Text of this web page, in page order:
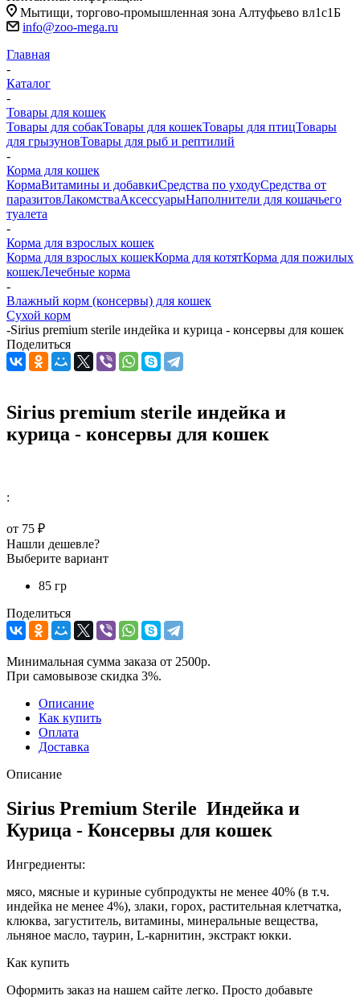
Мытищи, торгово-промышленная зона Алтуфьево вл1с1Б
info@zoo-mega.ru
Главная
-
Каталог
-
Товары для кошек
Товары для собакТовары для кошекТовары для птицТовары
для грызуновТовары для рыб и рептилий
-
Корма для кошек
КормаВитамины и добавкиСредства по уходуСредства от
паразитовЛакомстваАксессуарыНаполнители для кошачьего
туалета
-
Корма для взрослых кошек
Корма для взрослых кошекКорма для котятКорма для пожилых
кошекЛечебные корма
-
Влажный корм (консервы) для кошек
Сухой корм
-Sirius premium sterile индейка и курица - консервы для кошек
Поделиться
Sirius premium sterile индейка и
курица - консервы для кошек
:
от 75 ₽
Нашли дешевле?
Выберите вариант
85 гр
Поделиться
Минимальная сумма заказа от 2500р.
При самовывозе скидка 3%.
Описание
Как купить
Оплата
Доставка
Описание
Sirius Premium Sterile Индейка и
Курица - Консервы для кошек
Ингредиенты:
мясо, мясные и куриные субпродукты не менее 40% (в т.ч.
индейка не менее 4%), злаки, горох, растительная клетчатка,
клюква, загуститель, витамины, минеральные вещества,
льняное масло, таурин, L-карнитин, экстракт юкки.
Как купить
Оформить заказ на нашем сайте легко. Просто добавьте